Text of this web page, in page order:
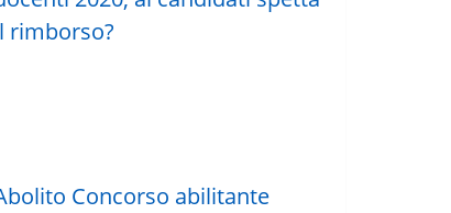
Concorso abilitante